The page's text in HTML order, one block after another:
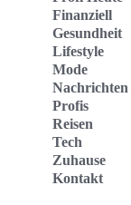
Finanziell
Gesundheit
Lifestyle
Mode
Nachrichten
Profis
Reisen
Tech
Zuhause
Kontakt